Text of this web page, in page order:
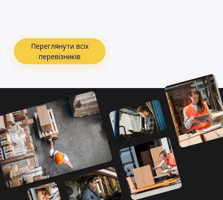
Переглянути всіх
перевізників